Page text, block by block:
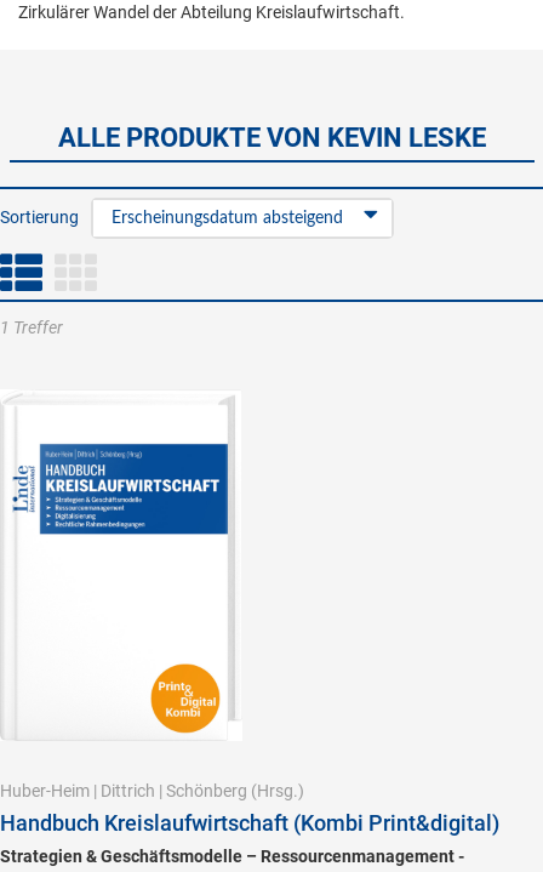
Zirkulärer Wandel der Abteilung Kreislaufwirtschaft.
ALLE PRODUKTE VON KEVIN LESKE
Sortierung Erscheinungsdatum absteigend
1 Treffer
Huber-Heim | Dittrich | Schönberg (Hrsg.)
Handbuch Kreislaufwirtschaft (Kombi Print&digital)
Strategien & Geschäftsmodelle – Ressourcenmanagement -